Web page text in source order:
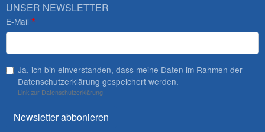
UNSER NEWSLETTER
E-Mail
Ja, ich bin einverstanden, dass meine Daten im Rahmen der
Datenschutzerklärung gespeichert werden.
Link zur Datenschutzerklärung
Newsletter abbonieren